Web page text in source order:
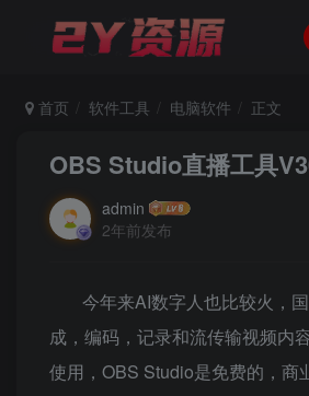
首页 软件工具 电脑软件 正文
OBS Studio直播工具
admin
2年前发布
今年来AI数字人也比较火，
成，编码，记录和流传输视频内
使用，OBS Studio是免费的，